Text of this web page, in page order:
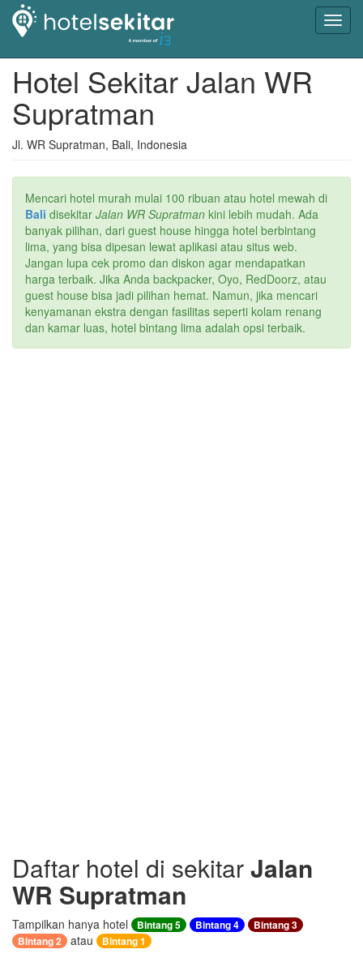
Hotel Sekitar Jalan WR
Supratman
Jl. WR Supratman, Bali, Indonesia
Mencari hotel murah mulai 100 ribuan atau hotel mewah di
Bali disekitar Jalan WR Supratman kini lebih mudah. Ada
banyak pilihan, dari guest house hingga hotel berbintang
lima, yang bisa dipesan lewat aplikasi atau situs web.
Jangan lupa cek promo dan diskon agar mendapatkan
harga terbaik. Jika Anda backpacker, Oyo, RedDoorz, atau
guest house bisa jadi pilihan hemat. Namun, jika mencari
kenyamanan ekstra dengan fasilitas seperti kolam renang
dan kamar luas, hotel bintang lima adalah opsi terbaik.
Daftar hotel di sekitarJalan
WR Supratman
Tampilkan hanya hotel Bintang 5 Bintang 4
Bintang 3
Bintang 2
atau Bintang 1